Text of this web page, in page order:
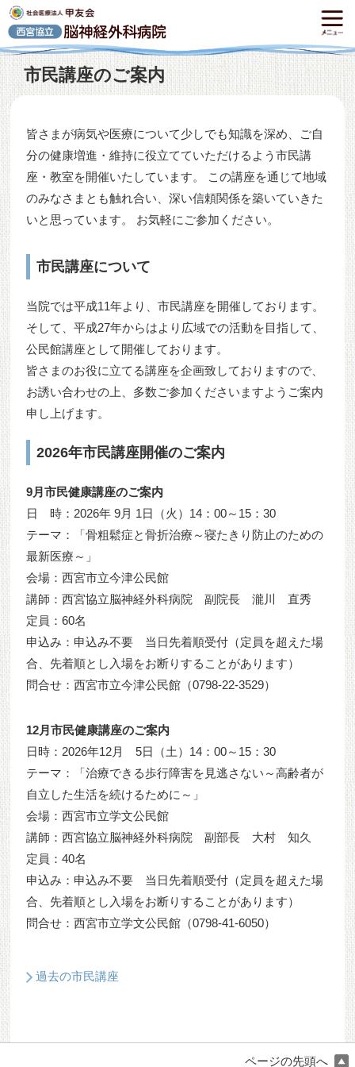
市民講座のご案内
皆さまが病気や医療について少しでも知識を深め、ご自
分の健康増進・維持に役立てていただけるよう市民講
座・教室を開催いたしています。 この講座を通じて地域
のみなさまとも触れ合い、深い信頼関係を築いていきた
いと思っています。 お気軽にご参加ください。
市民講座について
当院では平成11年より、市民講座を開催しております。
そして、平成27年からはより広域での活動を目指して、
公民館講座として開催しております。
皆さまのお役に立てる講座を企画致しておりますので、
お誘い合わせの上、多数ご参加くださいますようご案内
申し上げます。
2026年市民講座開催のご案内
9月市民健康講座のご案内
日 時：2026年 9月 1日（火）14：00～15：30
テーマ：「骨粗鬆症と骨折治療～寝たきり防止のための
最新医療～」
会場：西宮市立今津公民館
講師：西宮協立脳神経外科病院 副院長 瀧川 直秀
定員：60名
申込み：申込み不要 当日先着順受付（定員を超えた場
合、先着順とし入場をお断りすることがあります）
問合せ：西宮市立今津公民館（0798-22-3529）
12月市民健康講座のご案内
日時：2026年12月 5日（土）14：00～15：30
テーマ：「治療できる歩行障害を見逃さない～高齢者が
自立した生活を続けるために～」
会場：西宮市立学文公民館
講師：西宮協立脳神経外科病院 副部長 大村 知久
定員：40名
申込み：申込み不要 当日先着順受付（定員を超えた場
合、先着順とし入場をお断りすることがあります）
問合せ：西宮市立学文公民館（0798-41-6050）
過去の市民講座
ページの先頭へ